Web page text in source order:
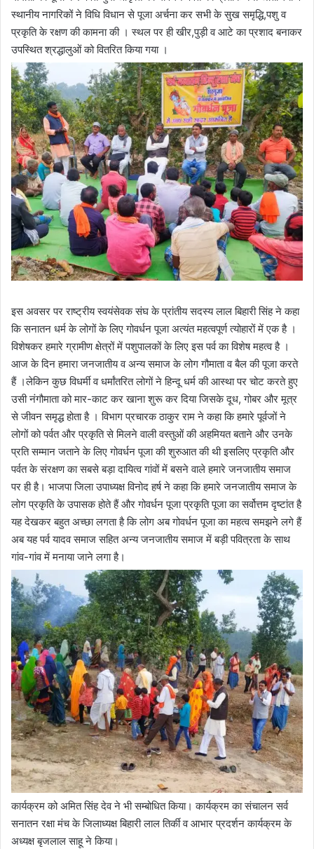
स्थानीय नागरिकों ने विधि विधान से पूजा अर्चना कर सभी के सुख समृद्धि,पशु व
प्रकृति के रक्षण की कामना की । स्थल पर ही खीर,पुड़ी व आटे का प्रशाद बनाकर
उपस्थित श्रद्धालुओं को वितरित किया गया ।
इस अवसर पर राष्ट्रीय स्वयंसेवक संघ के प्रांतीय सदस्य लाल बिहारी सिंह ने कहा
कि सनातन धर्म के लोगों के लिए गोवर्धन पूजा अत्यंत महत्वपूर्ण त्योहारों में एक है ।
विशेषकर हमारे ग्रामीण क्षेत्रों में पशुपालकों के लिए इस पर्व का विशेष महत्व है ।
आज के दिन हमारा जनजातीय व अन्य समाज के लोग गौमाता व बैल की पूजा करते
हैं ।लेकिन कुछ विधर्मी व धर्मांतरित लोगों ने हिन्दू धर्म की आस्था पर चोट करते हुए
उसी नंगौमाता को मार-काट कर खाना शुरू कर दिया जिसके दूध, गोबर और मूत्र
से जीवन समृद्ध होता है । विभाग प्रचारक ठाकुर राम ने कहा कि हमारे पूर्वजों ने
लोगों को पर्वत और प्रकृति से मिलने वाली वस्तुओं की अहमियत बताने और उनके
प्रति सम्मान जताने के लिए गोवर्धन पूजा की शुरुआत की थी इसलिए प्रकृति और
पर्वत के संरक्षण का सबसे बड़ा दायित्व गांवों में बसने वाले हमारे जनजातीय समाज
पर ही है। भाजपा जिला उपाध्यक्ष विनोद हर्ष ने कहा कि हमारे जनजातीय समाज के
लोग प्रकृति के उपासक होते हैं और गोवर्धन पूजा प्रकृति पूजा का सर्वोत्तम दृष्टांत है
यह देखकर बहुत अच्छा लगता है कि लोग अब गोवर्धन पूजा का महत्व समझने लगे हैं
अब यह पर्व यादव समाज सहित अन्य जनजातीय समाज में बड़ी पवित्रता के साथ
गांव-गांव में मनाया जाने लगा है।
कार्यक्रम को अमित सिंह देव ने भी सम्बोधित किया। कार्यक्रम का संचालन सर्व
सनातन रक्षा मंच के जिलाध्यक्ष बिहारी लाल तिर्की व आभार प्रदर्शन कार्यक्रम के
अध्यक्ष बृजलाल साहू ने किया।